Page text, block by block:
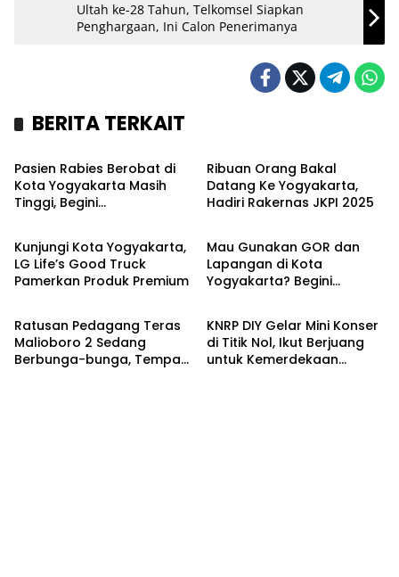
Ultah ke-28 Tahun, Telkomsel Siapkan
Penghargaan, Ini Calon Penerimanya
BERITA TERKAIT
Headline
Pasien Rabies Berobat di
Kota Yogyakarta Masih
Tinggi, Begini
Ribuan Orang Bakal
Datang Ke Yogyakarta,
Hadiri Rakernas JKPI 2025
Bisnis
Kunjungi Kota Yogyakarta,
LG Life’s Good Truck
Pamerkan Produk Premium
Sport
Mau Gunakan GOR dan
Lapangan di Kota
Yogyakarta? Begini
Headline
Ratusan Pedagang Teras
Malioboro 2 Sedang
Berbunga-bunga, Tempati
Kronika
KNRP DIY Gelar Mini Konser
di Titik Nol, Ikut Berjuang
untuk Kemerdekaan